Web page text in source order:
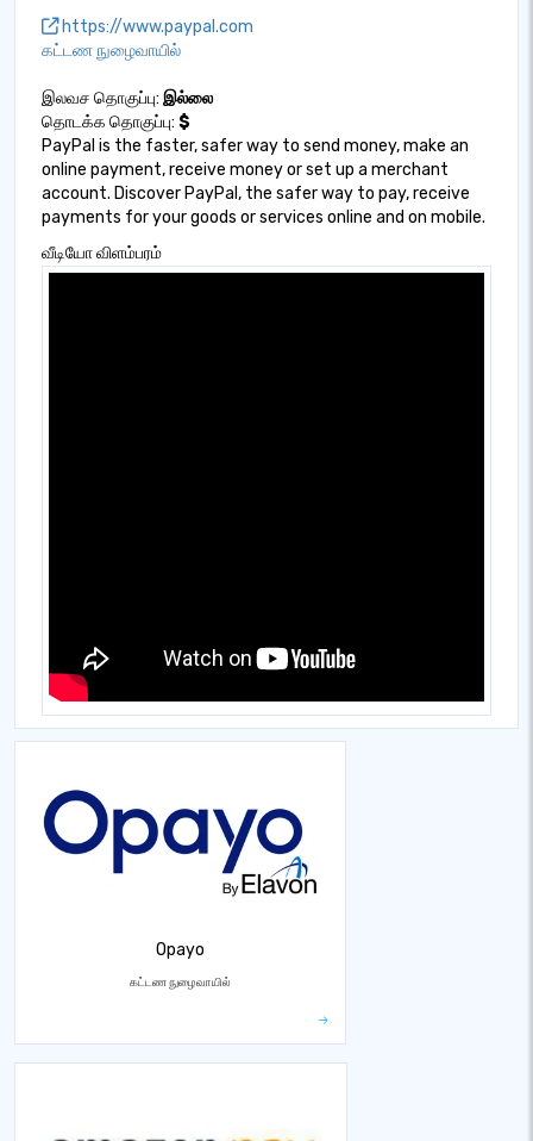
https://www.paypal.com
கட்டண நுழைவாயில்
இலவச தொகுப்பு: இல்லை
தொடக்க தொகுப்பு: $
PayPal is the faster, safer way to send money, make an
online payment, receive money or set up a merchant
account. Discover PayPal, the safer way to pay, receive
payments for your goods or services online and on mobile.
வீடியோ விளம்பரம்
Opayo
கட்டண நுழைவாயில்